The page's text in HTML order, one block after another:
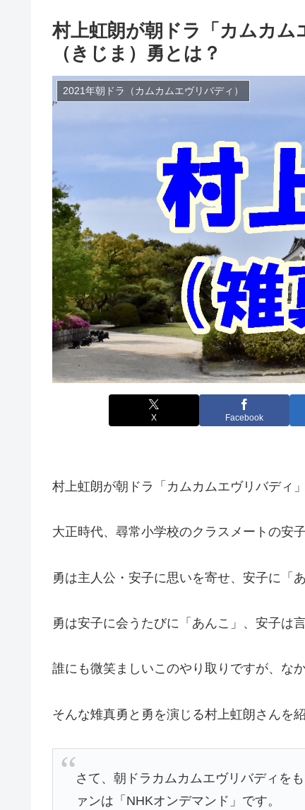
村上虹朗が朝ドラ「カムカ
（きじま）勇とは？
2021年朝ドラ（カムカムエヴリバディ）
X Facebook
村上虹朗が朝ドラ「カムカムエヴリバディ
大正時代、尋常小学校のクラスメートの安子
勇は主人公・安子に思いを寄せ、安子に「
勇は安子に会うたびに「あんこ」、安子は
誰にも微笑ましいこのやり取りですが、な
そんな雉真勇と勇を演じる村上虹朗さんを紹
さて、朝ドラカムカムエヴリバディを
ァンは「NHKオンデマンド」です。